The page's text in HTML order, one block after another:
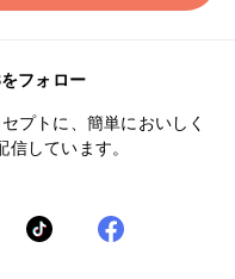
フォロー
プトに、簡単においしく
しています。